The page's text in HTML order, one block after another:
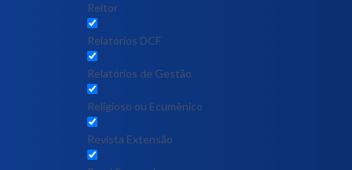
Reitor
Relatórios DCF
Relatórios de Gestão
Religioso ou Ecumênico
Revista Extensão